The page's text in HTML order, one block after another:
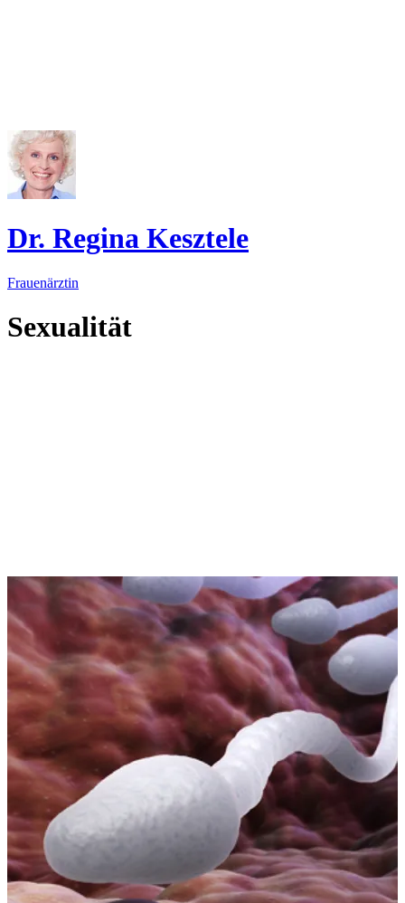
Dr. Regina Kesztele
Frauenärztin
Sexualität